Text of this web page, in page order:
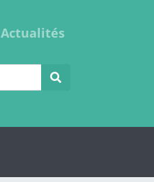
Actualités